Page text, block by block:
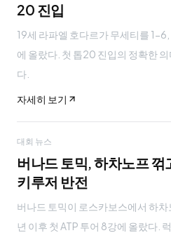
20 진입
19세 라파엘 호다르가 무세티를 1-
에 올랐다. 첫 톱20 진입의 정확한
다.
자세히 보기
대회 뉴스
버나드 토믹, 하차노프
키루저 반전
버나드 토믹이 로스카보스에서 하
년 이후 첫 ATP 투어 8강에 올랐다.